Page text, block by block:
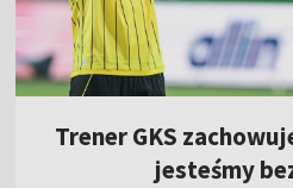
Trener GKS
jesteśmy